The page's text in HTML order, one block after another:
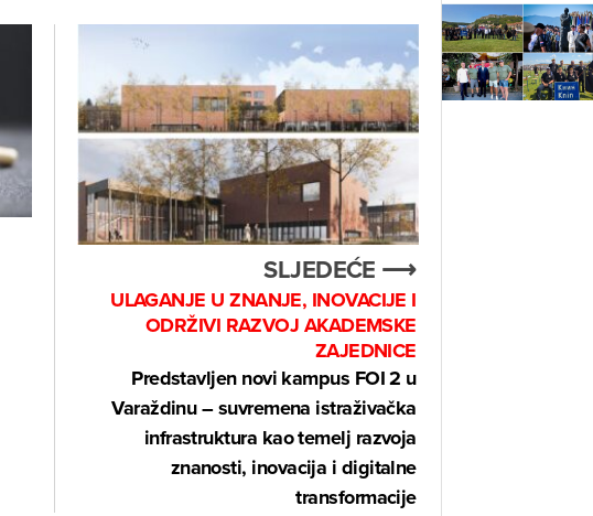
SLJEDEĆE ⟶
ULAGANJE U ZNANJE, INOVACIJE I
ODRŽIVI RAZVOJ AKADEMSKE
ZAJEDNICE
Predstavljen novi kampus FOI 2 u
Varaždinu – suvremena istraživačka
infrastruktura kao temelj razvoja
znanosti, inovacija i digitalne
transformacije